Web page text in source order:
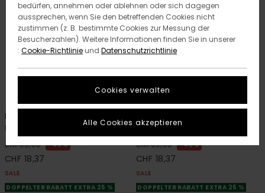
Icon Label Pocket
Männer Grau T-Shirt
CHF 35,00 48%
CHF 18,37
SALE
DOPPELTER RABATT EXTRA 25 %
Männer Blau T-Shirt
CHF 35,00 48%
CHF 18,37
SALE
DOPPELTER RABATT EXTRA 25 %
bedürfen, annehmen oder ablehnen oder sich dagegen
aussprechen, wenn Sie den betreffenden Cookies nicht
zustimmen (z. B. bestimmte Cookies zur Messung der
Besucherzahlen). Weitere Informationen finden Sie in unserer
: Cookie-Richtlinieund Datenschutzrichtlinie
Cookies verwalten
Alle Cookies akzeptieren